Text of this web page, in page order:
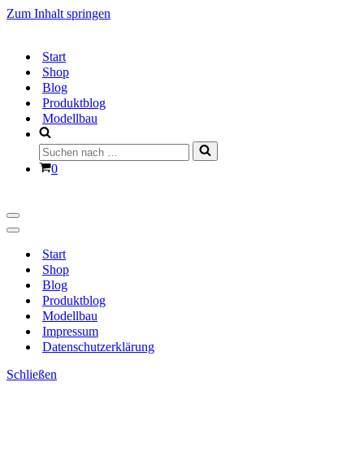
Zum Inhalt springen
Start
Shop
Blog
Produktblog
Modellbau
Suchen
nach …
Warenkorb
0
Navigationsmenü
Navigationsmenü
Start
Shop
Blog
Produktblog
Modellbau
Impressum
Datenschutzerklärung
Schließen